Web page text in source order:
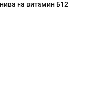
нива на витамин Б12